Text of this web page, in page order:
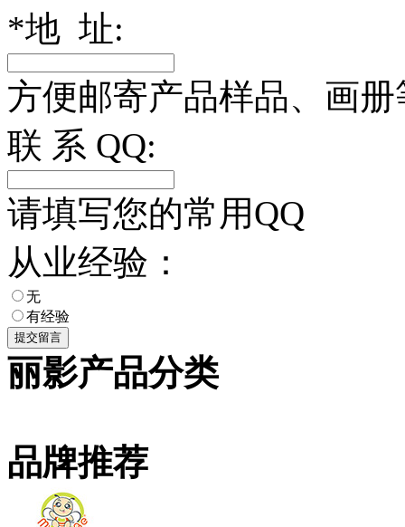
*地 址:
方便邮寄产品样品、画
联 系 QQ:
请填写您的常用QQ
从业经验：
无
有经验
丽影产品分类
品牌推荐